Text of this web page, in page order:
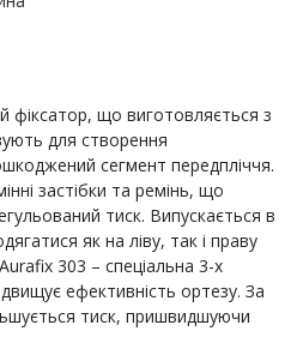
фіксатор, що виготовляється з
для створення
сегмент передпліччя.
застібки та ремінь, що
тиск. Випускається в
як на ліву, так і праву
303 – спеціальна 3-х
ефективність ортезу. За
тиск, пришвидшуючи